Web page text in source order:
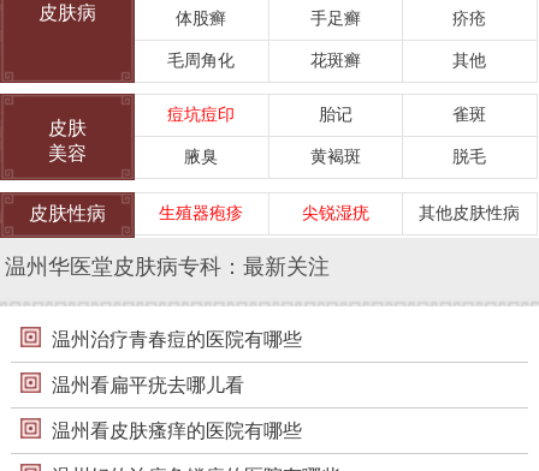
皮肤病
体股癣 手足癣 疥疮
毛周角化 花斑癣 其他
皮肤
美容
痘坑痘印 胎记 雀斑
腋臭 黄褐斑 脱毛
皮肤性病 生殖器疱疹 尖锐湿疣 其他皮肤性病
温州华医堂皮肤病专科：最新关注
温州治疗青春痘的医院有哪些
温州看扁平疣去哪儿看
温州看皮肤瘙痒的医院有哪些